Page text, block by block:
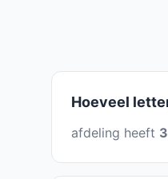
Hoeveel
afdeling heeft